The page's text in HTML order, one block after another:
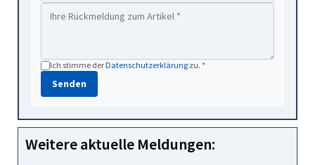
Ich stimme derDatenschutzerklärung zu. *
Senden
Weitere aktuelle Meldungen: